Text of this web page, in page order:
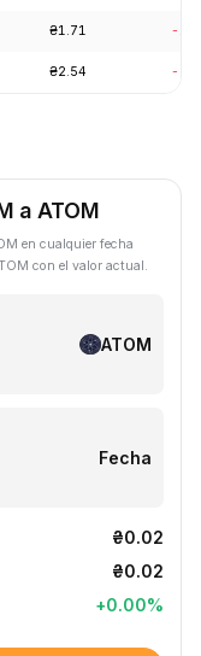
₴1.71 -
₴2.54 -
a ATOM
en cualquier fecha
con el valor actual.
ATOM
Fecha
₴0.02
₴0.02
+0.00%